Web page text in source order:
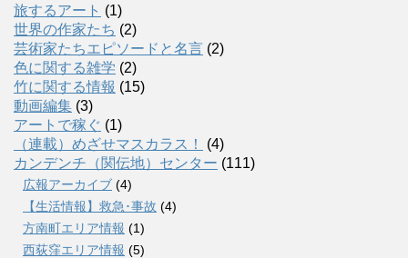
旅するアート (1)
世界の作家たち (2)
芸術家たちエピソードと名言 (2)
色に関する雑学 (2)
竹に関する情報 (15)
動画編集 (3)
アートで稼ぐ (1)
（連載）めざせマスカラス！
(4)
カンデンチ（関伝地）センター (111)
広報アーカイブ (4)
【生活情報】救急･事故 (4)
方南町エリア情報 (1)
西荻窪エリア情報 (5)